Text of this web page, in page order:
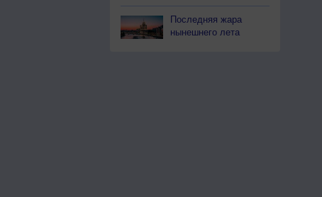
Последняя жара
нынешнего лета